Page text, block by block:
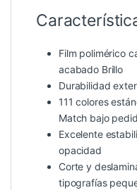
Film polimérico
acabado Brillo
Durabilidad
111 colores
Match bajo
Excelente
opacidad
Corte y
tipografías